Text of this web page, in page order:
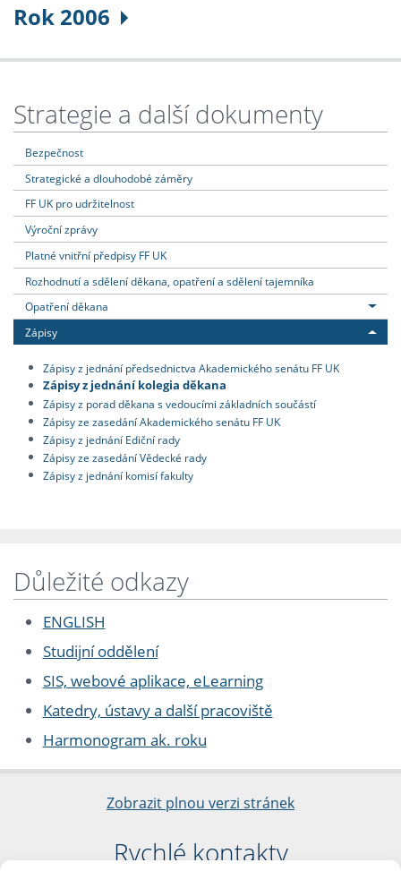
Rok 2006
Strategie a další dokumenty
Bezpečnost
Strategické a dlouhodobé záměry
FF UK pro udržitelnost
Výroční zprávy
Platné vnitřní předpisy FF UK
Rozhodnutí a sdělení děkana, opatření a sdělení tajemníka
Opatření děkana
Zápisy
Zápisy z jednání předsednictva Akademického senátu FF UK
Zápisy z jednání kolegia děkana
Zápisy z porad děkana s vedoucími základních součástí
Zápisy ze zasedání Akademického senátu FF UK
Zápisy z jednání Ediční rady
Zápisy ze zasedání Vědecké rady
Zápisy z jednání komisí fakulty
Důležité odkazy
ENGLISH
Studijní oddělení
SIS, webové aplikace, eLearning
Katedry, ústavy a další pracoviště
Harmonogram ak. roku
Zobrazit plnou verzi stránek
Rychlé kontakty